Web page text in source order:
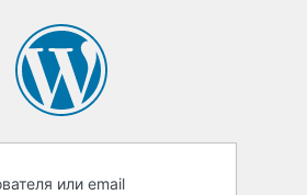
или email